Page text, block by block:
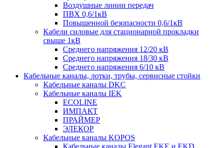
Воздушные линии передач
ПВХ 0,6/1кВ
Повышенной безопасности 0,6/1кВ
Кабели силовые для стационарной прокладки
свыше 1кВ
Среднего напряжения 12/20 кВ
Среднего напряжения 18/30 кВ
Среднего напряжения 6/10 кВ
Кабельные каналы, лотки, трубы, сервисные стойки
Кабельные каналы DKC
Кабельные каналы IEK
ECOLINE
ИМПАКТ
ПРАЙМЕР
ЭЛЕКОР
Кабельные каналы KOPOS
Кабельные каналы Elegant EKE и EKD